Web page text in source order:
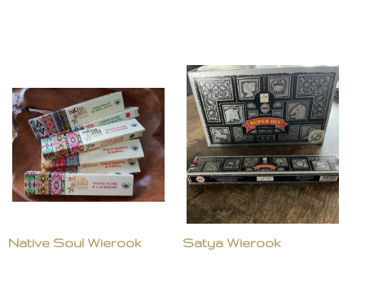
Native Soul Wierook Satya Wierook